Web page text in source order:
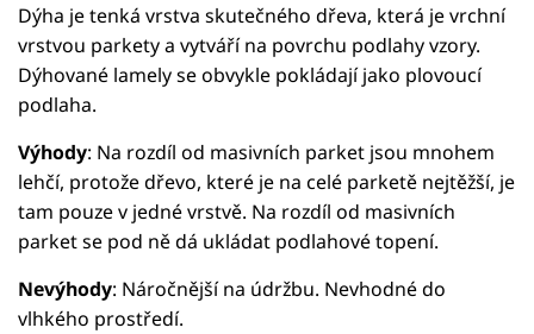
Dýha je tenká vrstva skutečného dřeva, která je vrchní
vrstvou parkety a vytváří na povrchu podlahy vzory.
Dýhované lamely se obvykle pokládají jako plovoucí
podlaha.
Výhody: Na rozdíl od masivních parket jsou mnohem
lehčí, protože dřevo, které je na celé parketě nejtěžší, je
tam pouze v jedné vrstvě. Na rozdíl od masivních
parket se pod ně dá ukládat podlahové topení.
Nevýhody: Náročnější na údržbu. Nevhodné do
vlhkého prostředí.